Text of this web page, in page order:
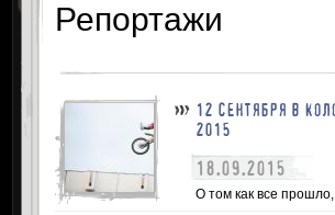
Репортажи
12 СЕНТЯБРЯ В
2015
18.09.2015
О том как все